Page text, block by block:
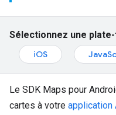
Sélectionnez une
iOS
Le SDK Maps pour
cartes à votre application